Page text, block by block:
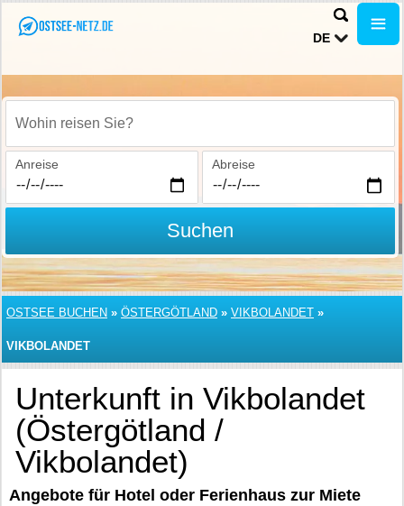
DE
Wohin reisen Sie?
Anreise Abreise
Suchen
OSTSEE BUCHEN » ÖSTERGÖTLAND » VIKBOLANDET »
VIKBOLANDET
Unterkunft in Vikbolandet
(Östergötland /
Vikbolandet)
Angebote für Hotel oder Ferienhaus zur Miete